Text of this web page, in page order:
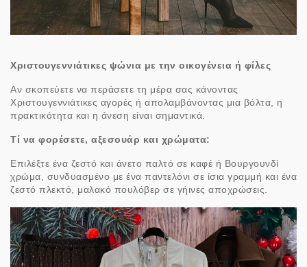
Χριστουγεννιάτικες ψώνια με την οικογένεια ή φίλες
Αν σκοπεύετε να περάσετε τη μέρα σας κάνοντας
Χριστουγεννιάτικες αγορές ή απολαμβάνοντας μια βόλτα, η
πρακτικότητα και η άνεση είναι σημαντικά.
Τί να φορέσετε, αξεσουάρ και χρώματα:
Επιλέξτε ένα ζεστό και άνετο παλτό σε καφέ ή Βουργουνδί
χρώμα, συνδυασμένο με ένα παντελόνι σε ίσια γραμμή και ένα
ζεστό πλεκτό, μαλακό πουλόβερ σε γήινες αποχρώσεις.